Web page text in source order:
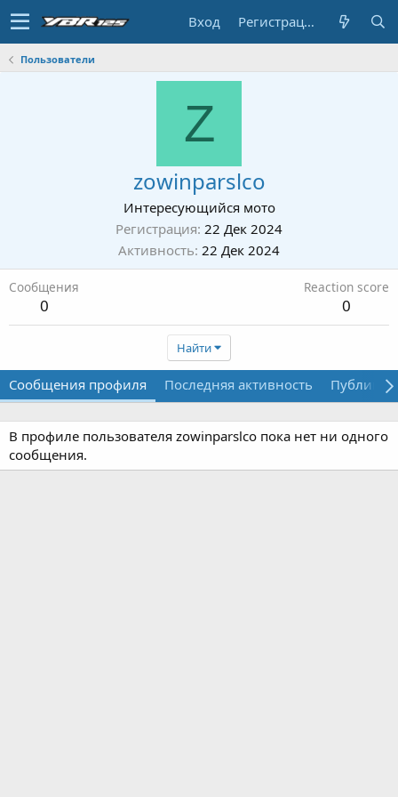
Вход Регистрация
Пользователи
Z
zowinparslco
Интересующийся мото
Регистрация 22 Дек 2024
Активность 22 Дек 2024
Сообщения
0
Reaction score
0
Найти
Сообщения профиля Последняя активность
В профиле пользователя zowinparslco пока нет ни одного
сообщения.